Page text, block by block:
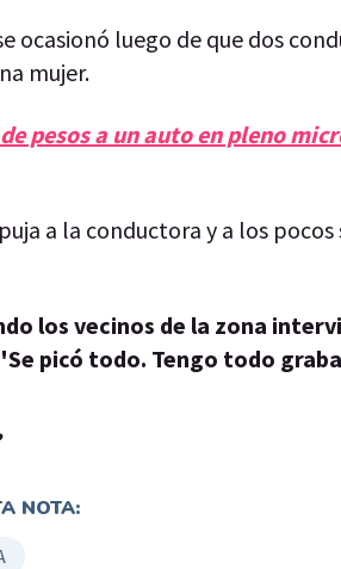
ocasionó luego de que dos
mujer.
pesos a un auto en pleno
a la conductora y a los pocos
los vecinos de la zona
picó todo. Tengo todo
NOTA: